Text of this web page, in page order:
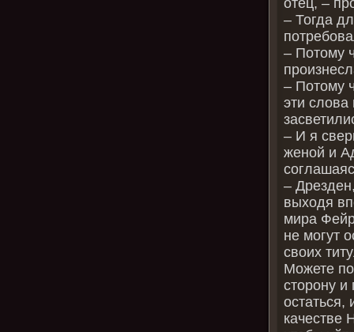
– Тогда
– Потому
– Потому
эти
– И я
женой и
–
выходя
мира
не могут
своих
Можете
сторону и
остаться,
качестве